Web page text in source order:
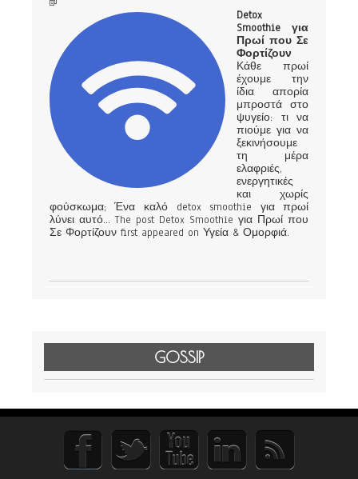
Detox
Smoothie για
Πρωί που Σε
Φορτίζουν
Κάθε πρωί
έχουμε την
ίδια απορία
μπροστά στο
ψυγείο: τι να
πιούμε για να
ξεκινήσουμε
τη μέρα
ελαφριές,
ενεργητικές
και χωρίς
φούσκωμα; Ένα καλό detox smoothie για πρωί
λύνει αυτό… The post Detox Smoothie για Πρωί που
Σε Φορτίζουν first appeared on Υγεία & Ομορφιά.
GOSSIP